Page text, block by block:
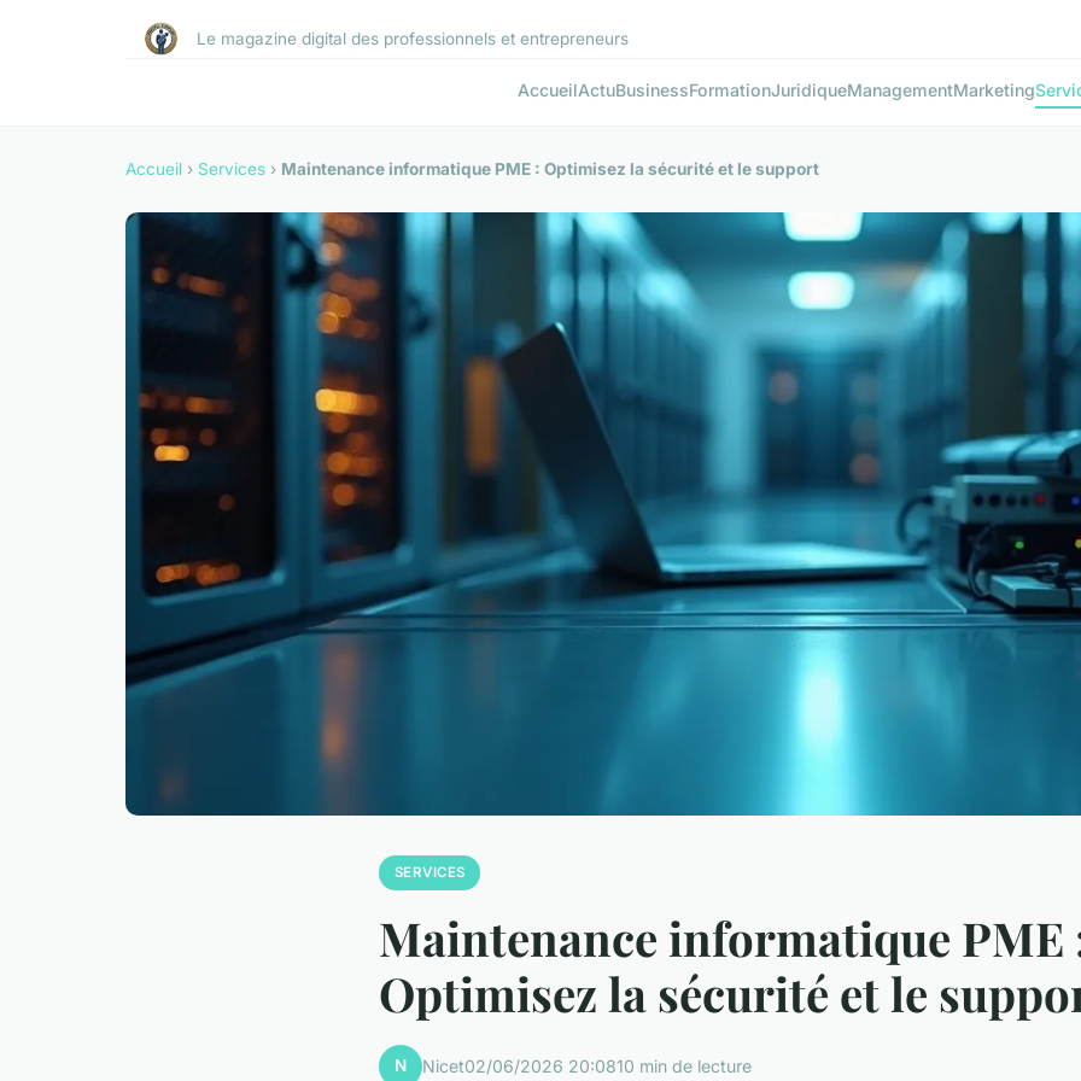
Le magazine digital des professionnels et entrepreneurs
AccueilActuBusinessFormationJuridiqueManagementMarketing
Accueil › Services › Maintenance informatique PME : Optimisez la sécurité et le support
SERVICES
Maintenance informatique PME
Optimisez la sécurité et le
N Nicet02/06/2026 20:0810 min de lecture